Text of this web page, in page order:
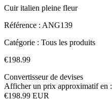
Cuir italien pleine fleur
Référence : ANG139
Catégorie : Tous les produits
€198.99
Convertisseur de devises
Afficher un prix approximatif en :
€198.99 EUR